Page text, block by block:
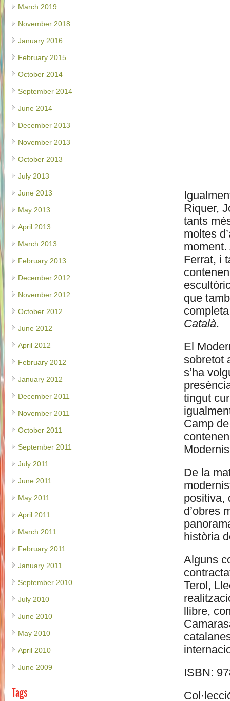
Riquer,
tants
moltes
Ferrat, i
que
Català.
El
sobretot
s’ha
tingut
Camp
De la
positiva,
d’obres
història
Alguns
Terol,
llibre,
ISBN:
March 2019
November 2018
January 2016
February 2015
October 2014
September 2014
June 2014
December 2013
November 2013
October 2013
July 2013
June 2013
May 2013
April 2013
March 2013
February 2013
December 2012
November 2012
October 2012
June 2012
April 2012
February 2012
January 2012
December 2011
November 2011
October 2011
September 2011
July 2011
June 2011
May 2011
April 2011
March 2011
February 2011
January 2011
September 2010
July 2010
June 2010
May 2010
April 2010
June 2009
Tags